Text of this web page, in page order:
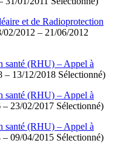
et de Radioprotection
02/2012 – 21/06/2012
santé (RHU) – Appel à
– 13/12/2018 Sélectionné)
santé (RHU) – Appel à
23/02/2017 Sélectionné)
santé (RHU) – Appel à
09/04/2015 Sélectionné)